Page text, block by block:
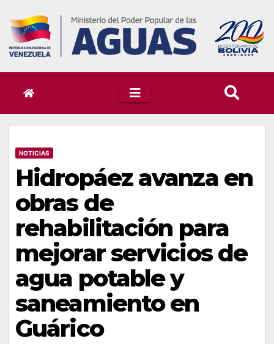
content
NOTICIAS
Hidropáez avanza en
obras de
rehabilitación para
mejorar servicios de
agua potable y
saneamiento en
Guárico